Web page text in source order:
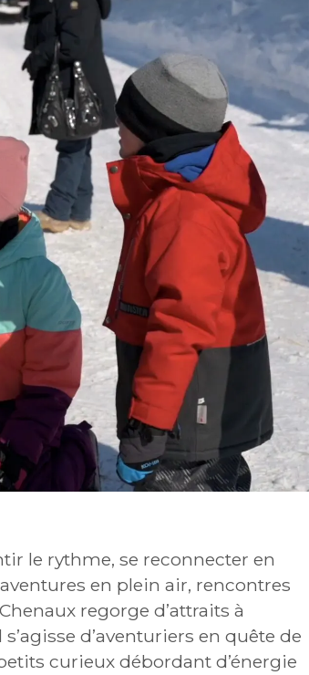
le rythme, se reconnecter en
en plein air, rencontres
regorge d’attraits à
d’aventuriers en quête de
curieux débordant d’énergie